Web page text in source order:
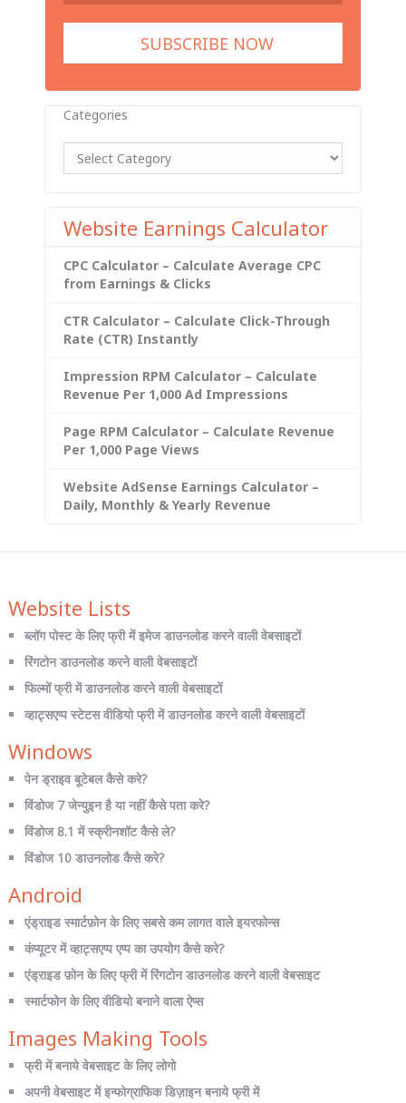
Categories
Website Earnings Calculator
CPC Calculator – Calculate Average CPC
from Earnings & Clicks
CTR Calculator – Calculate Click-Through
Rate (CTR) Instantly
Impression RPM Calculator – Calculate
Revenue Per 1,000 Ad Impressions
Page RPM Calculator – Calculate Revenue
Per 1,000 Page Views
Website AdSense Earnings Calculator –
Daily, Monthly & Yearly Revenue
Website Lists
ब्लॉग पोस्ट के लिए फ्री में इमेज डाउनलोड करने वाली वेबसाइटों
रिंगटोन डाउनलोड करने वाली वेबसाइटों
फिल्मों फ्री में डाउनलोड करने वाली वेबसाइटों
व्हाट्सएप्प स्टेटस वीडियो फ्री में डाउनलोड करने वाली वेबसाइटों
Windows
पेन ड्राइव बूटेबल कैसे करे?
विंडोज 7 जेन्युइन है या नहीं कैसे पता करे?
विंडोज 8.1 में स्क्रीनशॉट कैसे ले?
विंडोज 10 डाउनलोड कैसे करे?
Android
एंड्राइड स्मार्टफ़ोन के लिए सबसे कम लागत वाले इयरफोन्स
कंप्यूटर में व्हाट्सएप्प एप्प का उपयोग कैसे करे?
एंड्राइड फ़ोन के लिए फ्री में रिंगटोन डाउनलोड करने वाली वेबसाइट
स्मार्टफोन के लिए वीडियो बनाने वाला ऐप्स
Images Making Tools
फ्री में बनाये वेबसाइट के लिए लोगो
अपनी वेबसाइट में इन्फोग्राफिक डिज़ाइन बनाये फ्री में